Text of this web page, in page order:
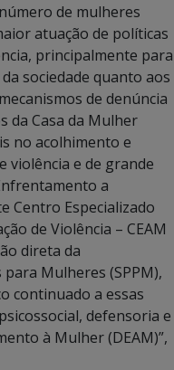
de mulheres
atuação de políticas
principalmente para
sociedade quanto aos
de denúncia
da Casa da Mulher
no acolhimento e
violência e de grande
a
Centro Especializado
de Violência – CEAM
direta da
Mulheres (SPPM),
continuado a essas
defensoria e
à Mulher (DEAM)”,